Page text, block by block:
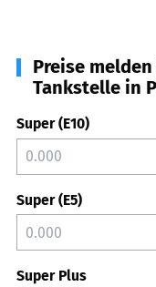
Preise
Tankstelle in
Super (E10)
Super (E5)
Super Plus